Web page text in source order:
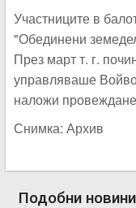
Участниците в
"Обединени
През март т. г.
управляваше
наложи
Снимка: Архив
Подобни новини